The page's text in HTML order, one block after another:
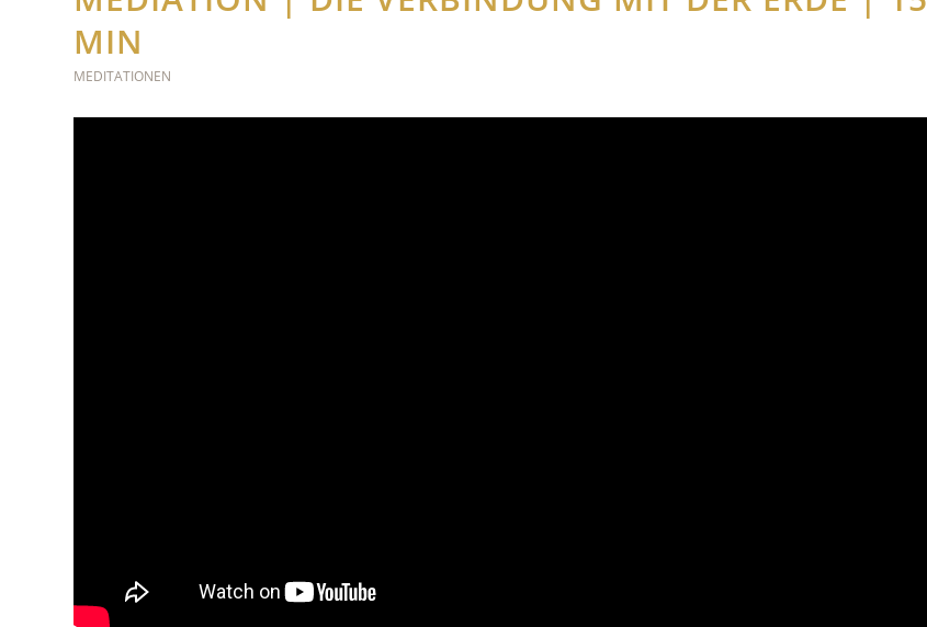
MIN
MEDITATIONEN